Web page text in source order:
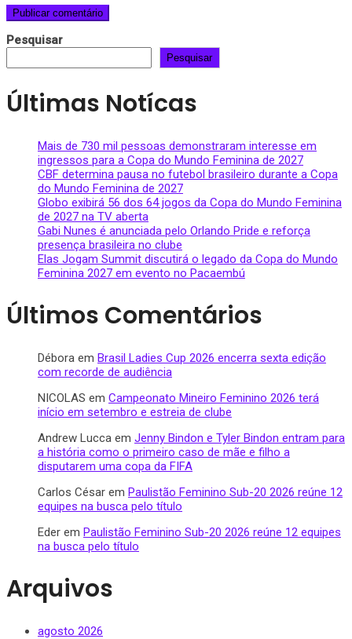
Pesquisar
Pesquisar
Últimas Notícas
Mais de 730 mil pessoas demonstraram interesse em
ingressos para a Copa do Mundo Feminina de 2027
CBF determina pausa no futebol brasileiro durante a Copa
do Mundo Feminina de 2027
Globo exibirá 56 dos 64 jogos da Copa do Mundo Feminina
de 2027 na TV aberta
Gabi Nunes é anunciada pelo Orlando Pride e reforça
presença brasileira no clube
Elas Jogam Summit discutirá o legado da Copa do Mundo
Feminina 2027 em evento no Pacaembú
Últimos Comentários
Débora em Brasil Ladies Cup 2026 encerra sexta edição
com recorde de audiência
NICOLAS em Campeonato Mineiro Feminino 2026 terá
início em setembro e estreia de clube
Andrew Lucca em Jenny Bindon e Tyler Bindon entram para
a história como o primeiro caso de mãe e filho a
disputarem uma copa da FIFA
Carlos César em Paulistão Feminino Sub-20 2026 reúne 12
equipes na busca pelo título
Eder em Paulistão Feminino Sub-20 2026 reúne 12 equipes
na busca pelo título
Arquivos
agosto 2026